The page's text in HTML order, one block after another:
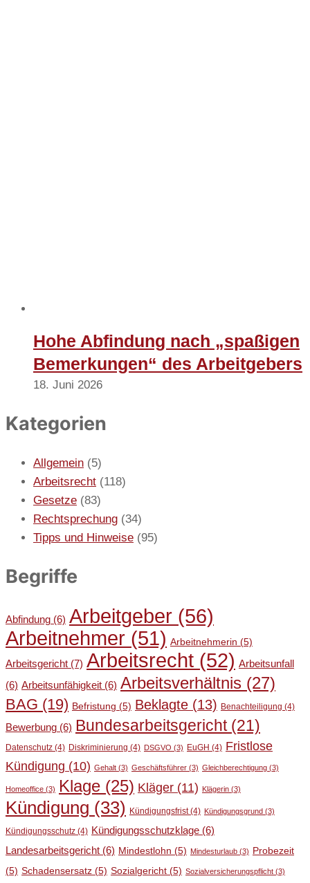
Hohe Abfindung nach „spaßigen
Bemerkungen“ des Arbeitgebers
18. Juni 2026
Kategorien
Allgemein (5)
Arbeitsrecht (118)
Gesetze (83)
Rechtsprechung (34)
Tipps und Hinweise (95)
Begriffe
Abfindung (6) Arbeitgeber (56)
Arbeitnehmer (51) Arbeitnehmerin (5)
Arbeitsgericht (7) Arbeitsrecht (52) Arbeitsunfall
(6) Arbeitsunfähigkeit (6) Arbeitsverhältnis (27)
BAG (19) Befristung (5) Beklagte (13) Benachteiligung (4)
Bewerbung (6) Bundesarbeitsgericht(21)
Datenschutz (4) Diskriminierung (4) DSGVO (3) EuGH (4) Fristlose
Kündigung (10) Gehalt (3) Geschäftsführer (3) Gleichberechtigung (3)
Homeoffice (3) Klage (25) Kläger (11) Klägerin (3)
Kündigung (33) Kündigungsfrist(4) Kündigungsgrund (3)
Kündigungsschutz (4) Kündigungsschutzklage (6)
Landesarbeitsgericht (6) Mindestlohn (5) Mindesturlaub (3)
Probezeit
(5) Schadensersatz (5) Sozialgericht (5) Sozialversicherungspflicht (3)